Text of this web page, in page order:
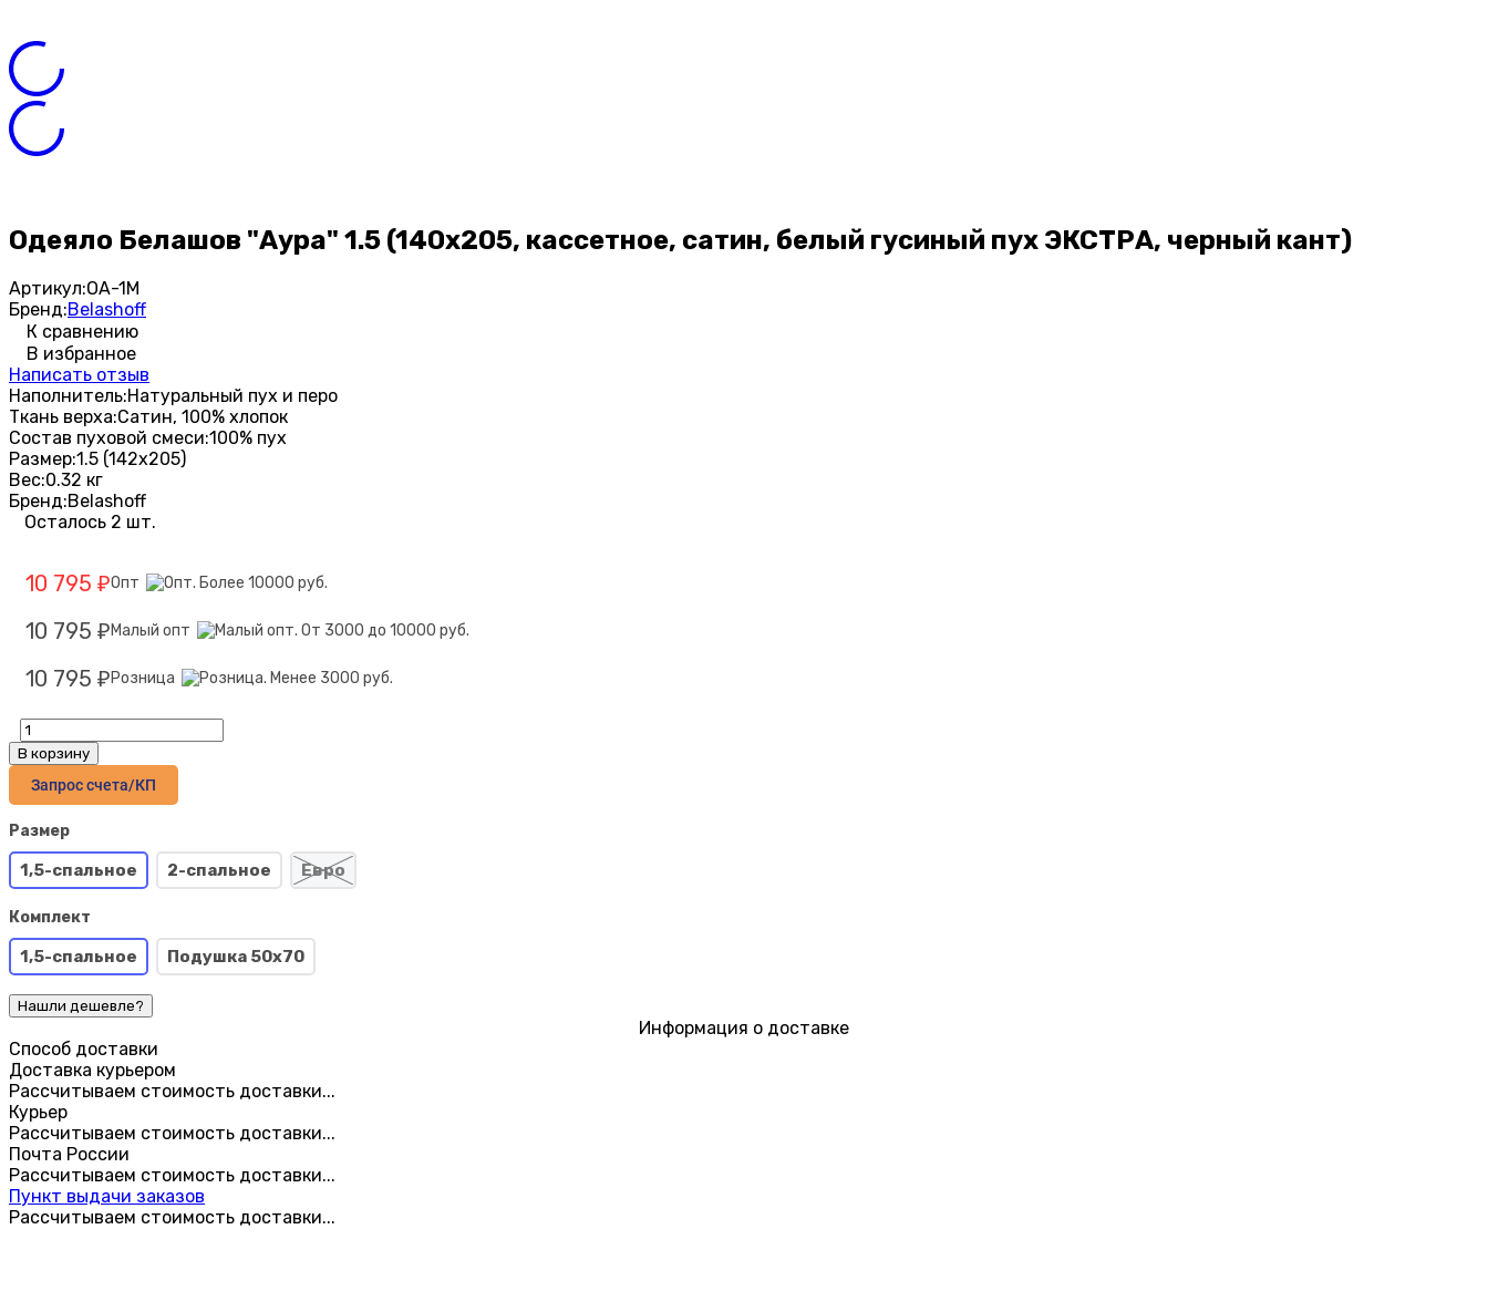
Одеяло Белашов "Аура" 1.5 (140х205, кассетное, сатин, белый гусиный пух ЭКСТРА, черный кант)
Артикул:ОА-1М
Бренд:Belashoff
К сравнению
В избранное
Написать отзыв
Наполнитель:Натуральный пух и перо
Ткань верха:Сатин, 100% хлопок
Состав пуховой смеси:100% пух
Размер:1.5 (142х205)
Вес:0.32 кг
Бренд:Belashoff
Осталось 2 шт.
10 795 ₽Опт
10 795 ₽ Малый опт
10 795 ₽ Розница
В корзину
Запрос счета/КП
Размер
1,5-спальное 2-спальное Евро
Комплект
1,5-спальное Подушка 50х70
Информация о доставке
Способ доставки
Доставка курьером
Рассчитываем стоимость доставки...
Курьер
Рассчитываем стоимость доставки...
Почта России
Рассчитываем стоимость доставки...
Пункт выдачи заказов
Рассчитываем стоимость доставки...